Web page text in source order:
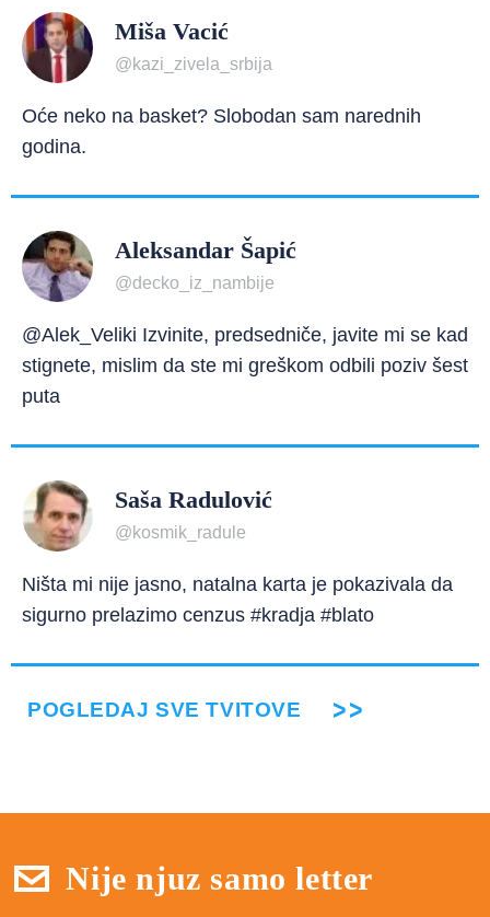
Miša Vacić
@kazi_zivela_srbija
Oće neko na basket? Slobodan sam narednih
godina.
Aleksandar Šapić
@decko_iz_nambije
@Alek_Veliki Izvinite, predsedniče, javite mi se kad
stignete, mislim da ste mi greškom odbili poziv šest
puta
Saša Radulović
@kosmik_radule
Ništa mi nije jasno, natalna karta je pokazivala da
sigurno prelazimo cenzus #kradja #blato
POGLEDAJ SVE TVITOVE
Nije njuz samo letter